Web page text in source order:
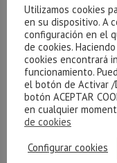
celulitis Cestas colágeno
envejecimiento facial
Limpieza
massada
piel relaxresultados
Ácido Hialurónico
CATEGORÍAS
Utilizamos cookies
en su dispositivo. A
configuración en el
de cookies.
cookies encontrará
funcionamiento.
el botón de Activar /
botón ACEPTAR
en cualquier
de cookies
Configurar cookies